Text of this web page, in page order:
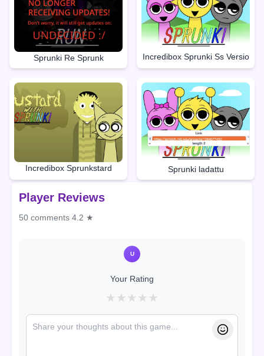
Sprunki Re Sprunk Incredibox Sprunki Ss Versio
Incredibox Sprunkstard Sprunki ladattu
Player Reviews
50 comments 4.2 ★
U
Your Rating
★ ★ ★ ★ ★